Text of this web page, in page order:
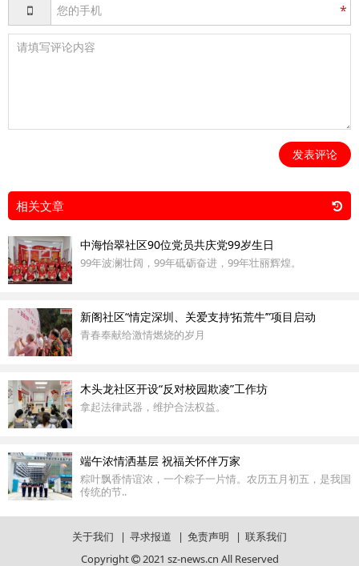
*
发表评论
相关文章
中海怡翠社区90位党员共庆党99岁生日
99年波澜壮阔，99年砥砺奋进，99年壮丽辉煌。
新阁社区“情定深圳、关爱支持‘拓荒牛’”项目启动
青春奉献给激情燃烧的岁月
木头龙社区开设“反对校园欺凌”工作坊
拿起法律武器，维护合法权益。
端午浓情洒基层 祝福关怀伴万家
粽叶飘香情谊浓，一个粽子一片情。农历五月初五，是我国
传统的节..
关于我们 | 寻求报道 | 免责声明 | 联系我们
Copyright
2021 sz-news.cn All Reserved